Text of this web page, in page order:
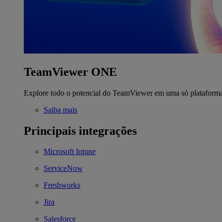
TeamViewer ONE
Explore todo o potencial do TeamViewer em uma só
Saiba mais
Principais integrações
Microsoft Intune
ServiceNow
Freshworks
Jira
Salesforce